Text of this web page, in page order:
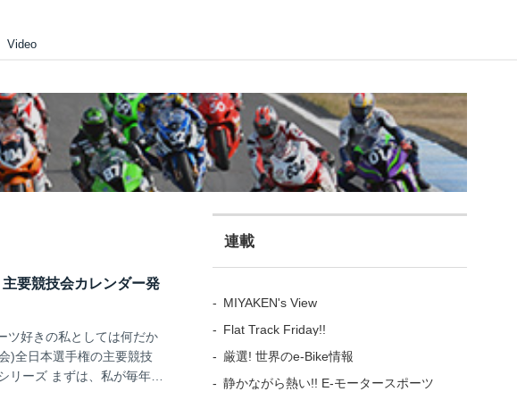
Video
要競技会カレンダー発
ツ好きの私としては何だか
)全日本選手権の主要競技
ーズ まずは、私が毎年大
れた周回路をバイクで走
連載
MIYAKEN's View
Flat Track Friday!!
厳選! 世界のe-Bike情報
静かながら熱い!! E-モータースポーツ